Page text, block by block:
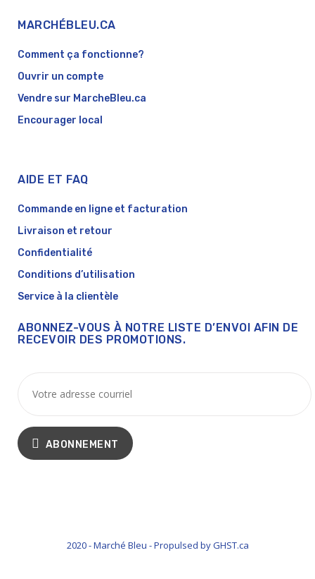
MARCHÉBLEU.CA
Comment ça fonctionne?
Ouvrir un compte
Vendre sur MarcheBleu.ca
Encourager local
AIDE ET FAQ
Commande en ligne et facturation
Livraison et retour
Confidentialité
Conditions d’utilisation
Service à la clientèle
ABONNEZ-VOUS À NOTRE LISTE D’ENVOI AFIN DE
RECEVOIR DES PROMOTIONS.
ABONNEMENT
2020 - Marché Bleu - Propulsed by GHST.ca